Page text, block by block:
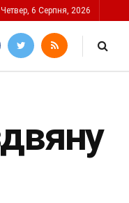
Четвер, 6 Серпня, 2026